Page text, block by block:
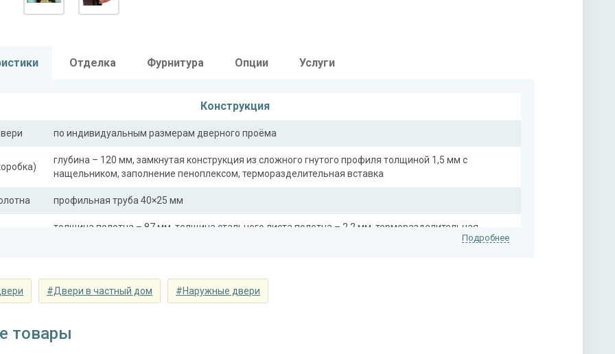
Отделка Фурнитура Опции Услуги
Конструкция
по индивидуальным размерам дверного проёма
глубина – 120 мм, замкнутая конструкция из сложного гнутого профиля толщиной 1,5 мм с
нащельником, заполнение пеноплексом, терморазделительная вставка
профильная труба 40×25 мм
толщина полотна – 87 мм, толщина стального листа полотна – 2,2 мм, терморазделительная
Подробнее
#Двери в частный дом #Наружные двери
товары